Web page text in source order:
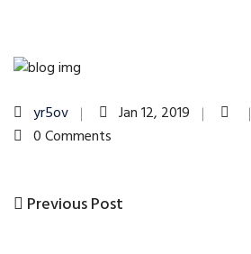
yr5ov
Jan 12, 2019
0 Comments
Post
Previous
Previous Post